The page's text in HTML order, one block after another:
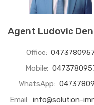
Agent Ludovic
Office: 0473780957
Mobile:
WhatsApp:
Email: info@solution-